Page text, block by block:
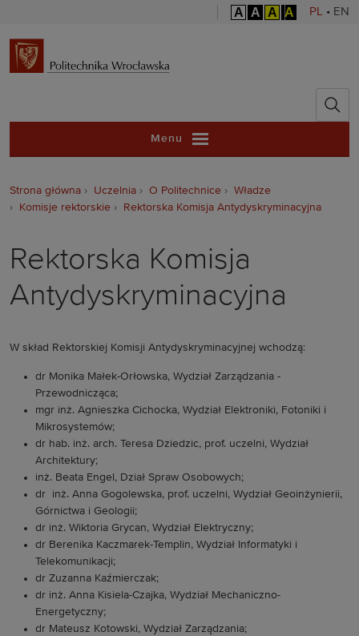
A A A A PL • EN
Politechnika
Menu
Strona główna Uczelnia O Politechnice
Władze
Komisje rektorskie
Rektorska Komisja Antydyskryminacyjna
Rektorska Komisja
Antydyskryminacyjna
W skład Rektorskiej Komisji Antydyskryminacyjnej wchodzą:
dr Monika Małek-Orłowska, Wydział Zarządzania -
Przewodnicząca;
mgr inż. Agnieszka Cichocka, Wydział Elektroniki, Fotoniki i
Mikrosystemów;
dr hab. inż. arch. Teresa Dziedzic, prof. uczelni, Wydział
Architektury;
inż. Beata Engel, Dział Spraw Osobowych;
dr inż. Anna Gogolewska, prof. uczelni, Wydział Geoinżynierii,
Górnictwa i Geologii;
dr inż. Wiktoria Grycan, Wydział Elektryczny;
dr Berenika Kaczmarek-Templin, Wydział Informatyki i
Telekomunikacji;
dr Zuzanna Kaźmierczak;
dr inż. Anna Kisiela-Czajka, Wydział Mechaniczno-
Energetyczny;
dr Mateusz Kotowski, Wydział Zarządzania;